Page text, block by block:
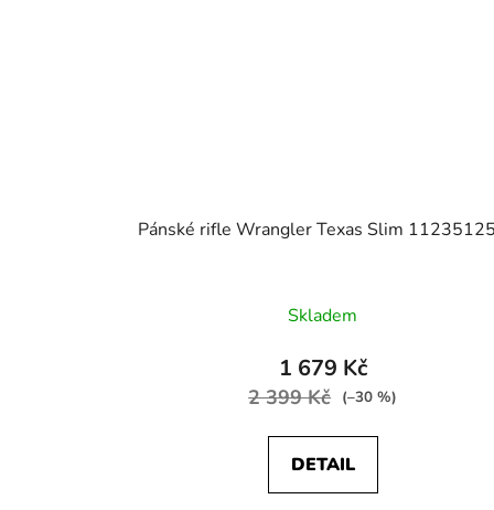
Pánské rifle Wrangler Texas Slim
Skladem
1 679 Kč
2 399 Kč (–30 %)
DETAIL